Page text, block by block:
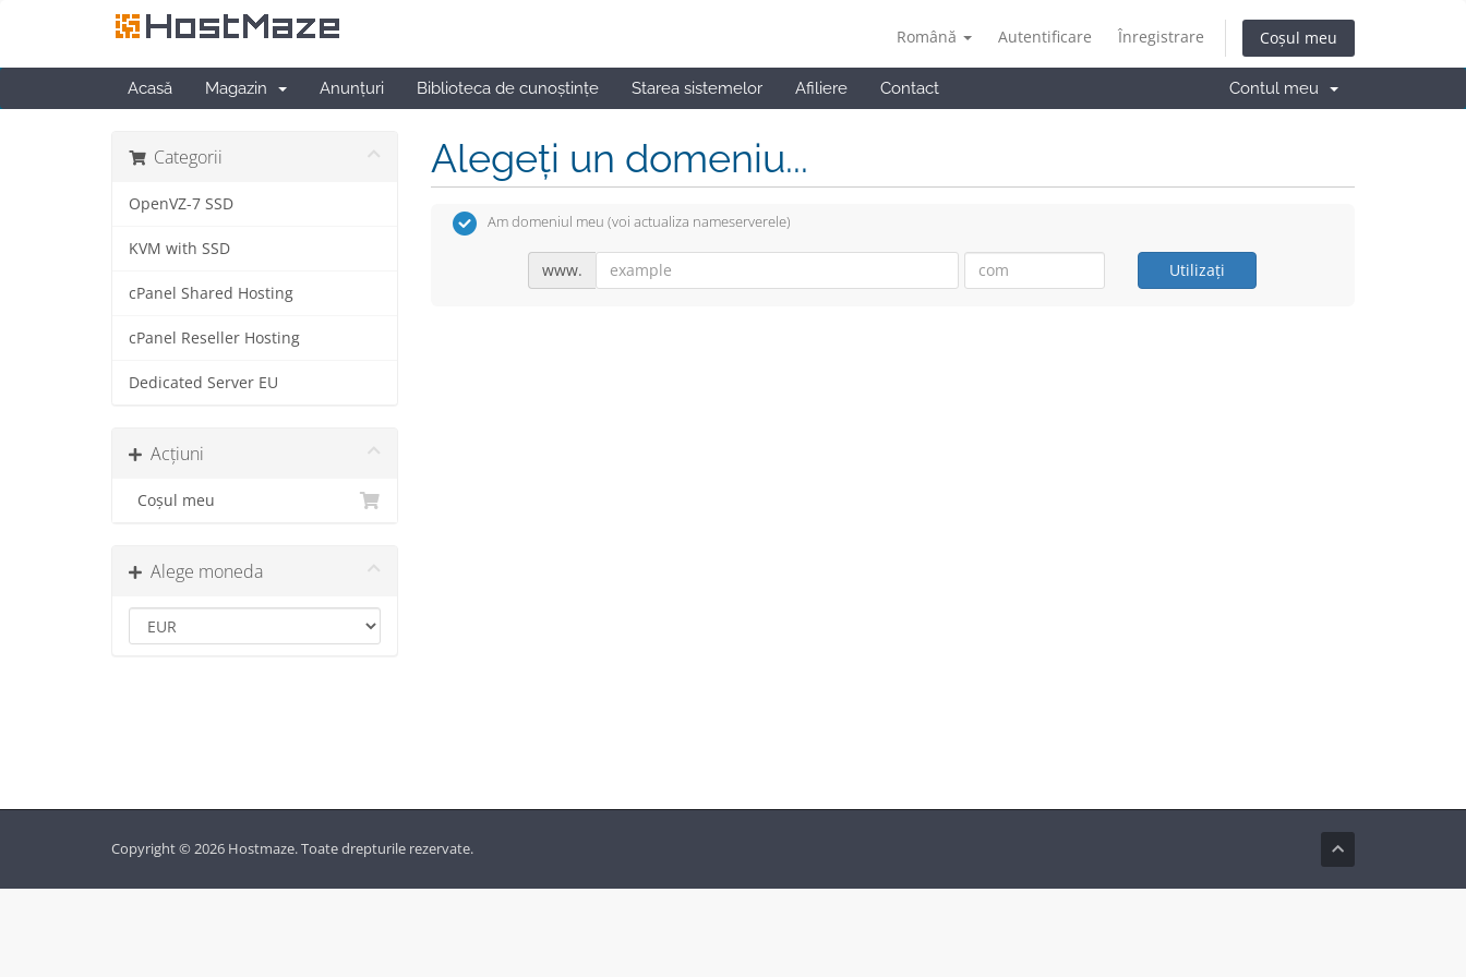
Română Autentificare Înregistrare Coșul meu
Acasă Magazin Anunțuri Biblioteca de cunoștințe Starea sistemelor Afiliere Contact Contul meu
Categorii
OpenVZ-7 SSD
KVM with SSD
cPanel Shared Hosting
cPanel Reseller Hosting
Dedicated Server EU
Acțiuni
Coșul meu
Alege moneda
Alegeți un domeniu...
Am domeniul meu (voi actualiza nameserverele)
www. Utilizați
Copyright © 2026 Hostmaze. Toate drepturile rezervate.